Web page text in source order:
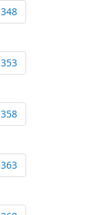
348
353
358
363